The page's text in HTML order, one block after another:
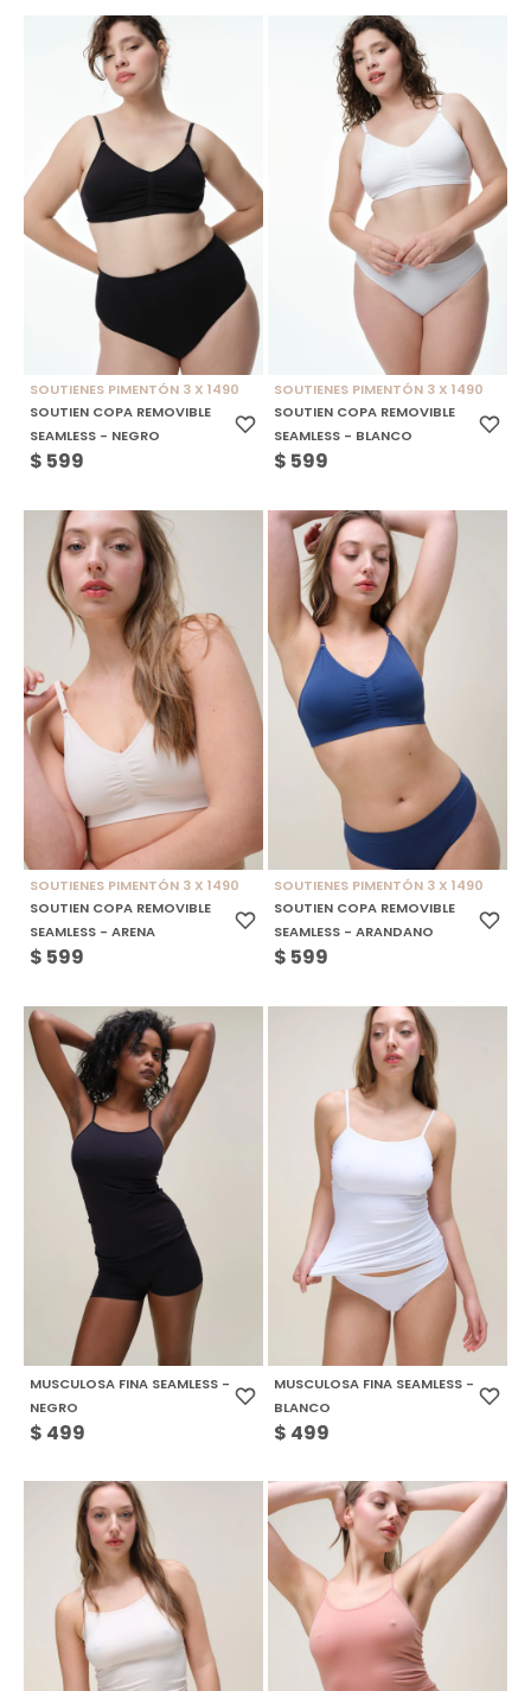
SOUTIENES PIMENTÓN 3 X 1490
SOUTIEN COPA REMOVIBLE
SEAMLESS - NEGRO
$ 599
SOUTIENES PIMENTÓN 3 X 1490
SOUTIEN COPA REMOVIBLE
SEAMLESS - BLANCO
$ 599
SOUTIENES PIMENTÓN 3 X 1490
SOUTIEN COPA REMOVIBLE
SEAMLESS - ARENA
$ 599
SOUTIENES PIMENTÓN 3 X 1490
SOUTIEN COPA REMOVIBLE
SEAMLESS - ARANDANO
$ 599
MUSCULOSA FINA SEAMLESS -
NEGRO
$ 499
MUSCULOSA FINA SEAMLESS -
BLANCO
$ 499